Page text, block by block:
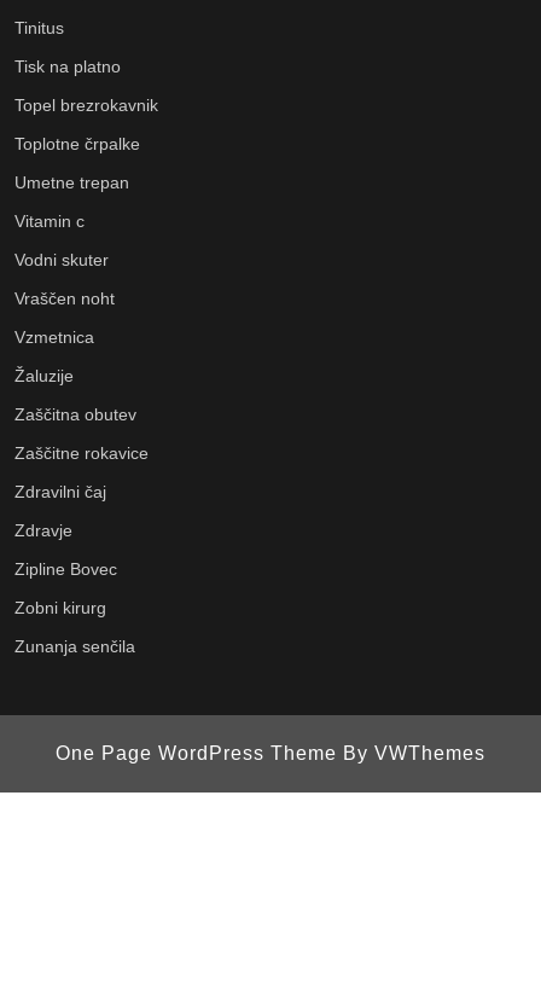
Tinitus
Tisk na platno
Topel brezrokavnik
Toplotne črpalke
Umetne trepan
Vitamin c
Vodni skuter
Vraščen noht
Vzmetnica
Žaluzije
Zaščitna obutev
Zaščitne rokavice
Zdravilni čaj
Zdravje
Zipline Bovec
Zobni kirurg
Zunanja senčila
One Page WordPress Theme By VWThemes